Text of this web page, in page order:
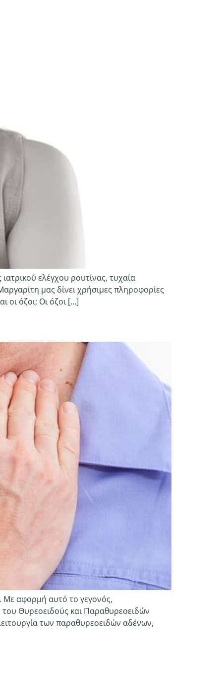
ελέγχου ρουτίνας, τυχαία
μας δίνει χρήσιμες πληροφορίες
οι όζοι; Οι όζοι […]
Με αφορμή αυτό το γεγονός,
Θυρεοειδούς και Παραθυρεοειδών
των παραθυρεοειδών αδένων,